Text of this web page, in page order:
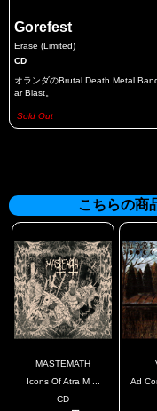
Gorefest
Erase (Limited)
CD
オランダのBrutal Death Metal
ar Blast。
Sold Out
こちらの商
MASTEMATH
Icons Of Atra M ...
CD
Ad